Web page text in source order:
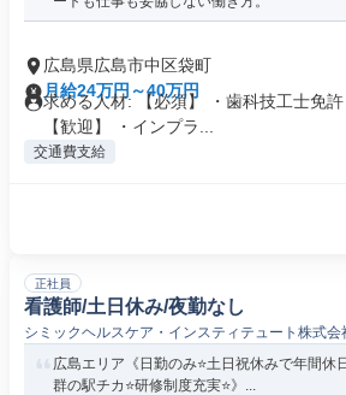
広島県広島市中区袋町
月給24万円～40万円
求める人材: 【必須】 ・歯科技工士免
【歓迎】 ・インプラ...
交通費支給
正社員
看護師/土日休み/夜勤なし
シミックヘルスケア・インスティテュート株式
広島エリア《日勤のみ⭐土日祝休みで年間休
群の駅チカ⭐研修制度充実⭐》...